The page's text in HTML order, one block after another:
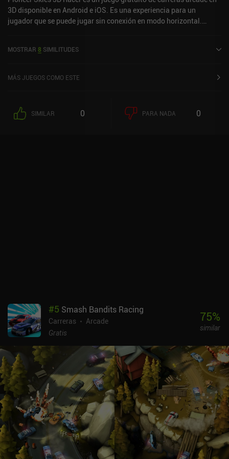
3D disponible en Android e iOS. Es una experiencia para un
jugador que se puede jugar sin conexión en modo horizontal.
MOSTRAR 8 SIMILITUDES
MÁS JUEGOS COMO ESTE
SIMILAR 0 PARA NADA 0
#5 Smash Bandits Racing
Carreras
Arcade
Gratis
75%
similar